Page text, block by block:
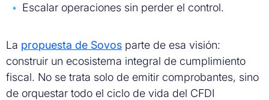
Escalar operaciones sin perder el control.
La propuesta de Sovos parte de esa visión:
construir un ecosistema integral de cumplimiento
fiscal. No se trata solo de emitir comprobantes, sino
de orquestar todo el ciclo de vida del CFDI